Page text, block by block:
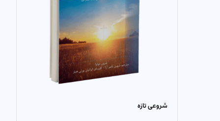
شروعی تازه